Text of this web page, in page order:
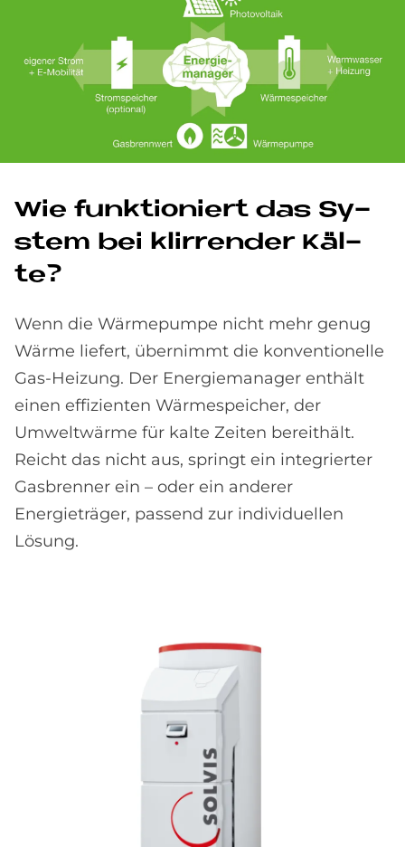
Wie funk­tio­niert das Sy­
stem bei klir­ren­der Käl­
te?
Wenn die Wärmepumpe nicht mehr genug
Wärme liefert, übernimmt die konventionelle
Gas-Heizung. Der Energiemanager enthält
einen effizienten Wärmespeicher, der
Umweltwärme für kalte Zeiten bereithält.
Reicht das nicht aus, springt ein integrierter
Gasbrenner ein – oder ein anderer
Energieträger, passend zur individuellen
Lösung.